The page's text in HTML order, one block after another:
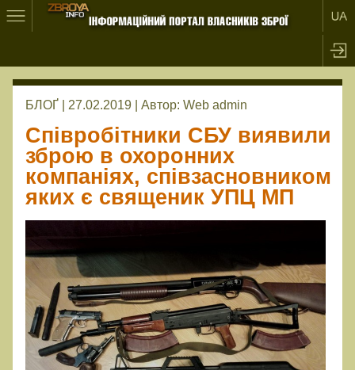
БЛОҐ | 27.02.2019 | Автор: Web admin
Співробітники СБУ виявили
зброю в охоронних
компаніях, співзасновником
яких є священик УПЦ МП